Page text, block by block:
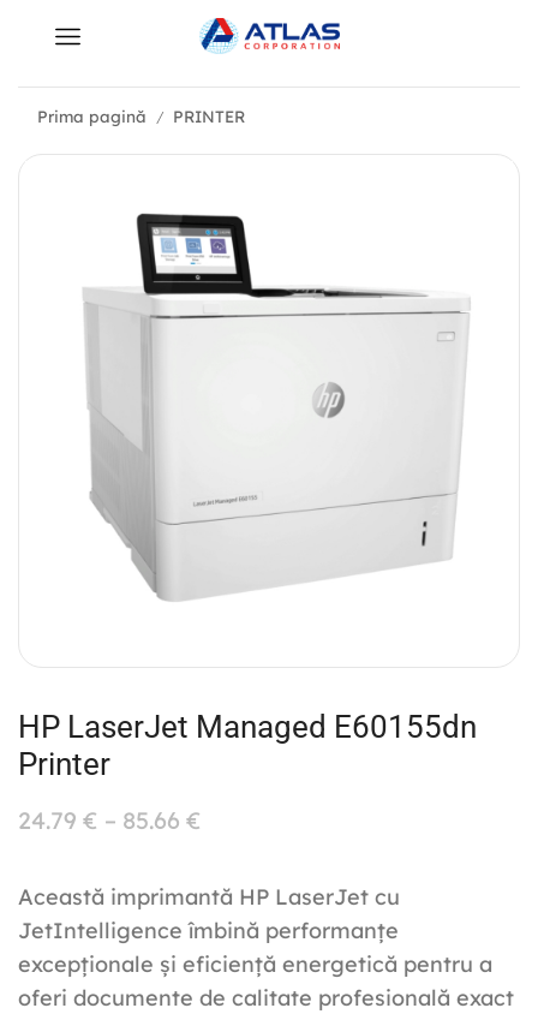
Prima pagină / PRINTER
HP LaserJet Managed E60155dn
Printer
24.79 € – 85.66 €
Această imprimantă HP LaserJet cu
JetIntelligence îmbină performanțe
excepționale și eficiență energetică pentru a
oferi documente de calitate profesională exact